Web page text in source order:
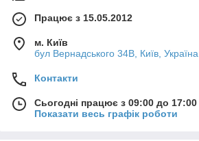
Працює з 15.05.2012
м. Київ
бул Вернадського 34В, Київ, Україна
Контакти
Сьогодні працює з 09:00 до 17:00
Показати весь графік роботи